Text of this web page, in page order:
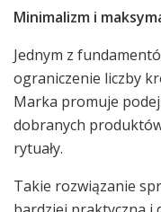
Minimalizm i
Jednym z
ograniczenie liczby
Marka promuje
dobranych
rytuały.
Takie rozwiązanie